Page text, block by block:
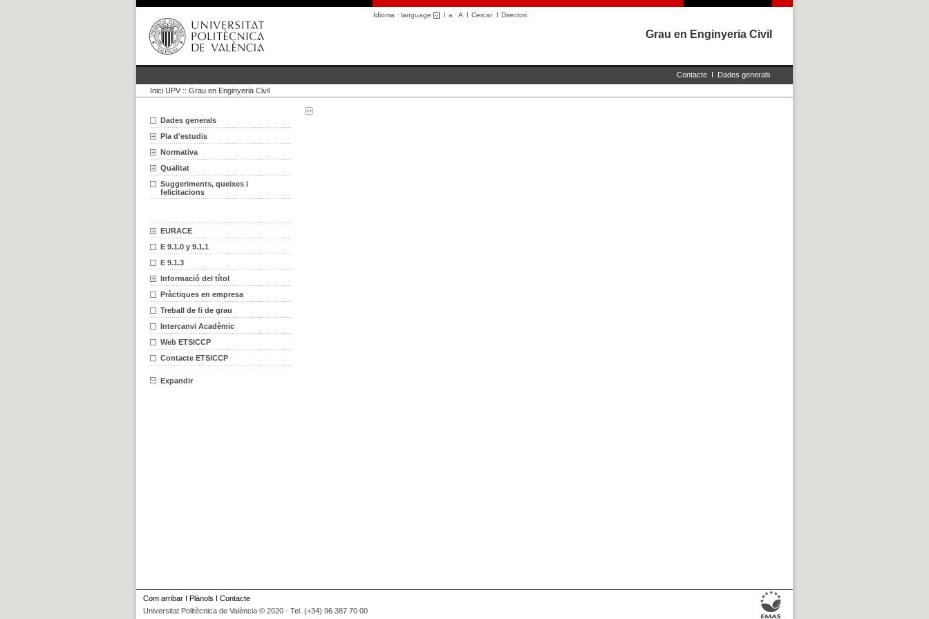
Idioma · language I a ·A I CercarI Directori
Grau en Enginyeria Civil
Contacte I Dades generals
Inici UPV :: Grau en Enginyeria Civil
Dades generals
Pla d'estudis
Normativa
Qualitat
Suggeriments, queixes i
felicitacions
EURACE
E 9.1.0 y 9.1.1
E 9.1.3
Informació del títol
Pràctiques en empresa
Treball de fi de grau
Intercanvi Acadèmic
Web ETSICCP
Contacte ETSICCP
Expandir
Com arribar I Plànols I Contacte
Universitat Politècnica de València © 2020 · Tel. (+34) 96 387 70 00